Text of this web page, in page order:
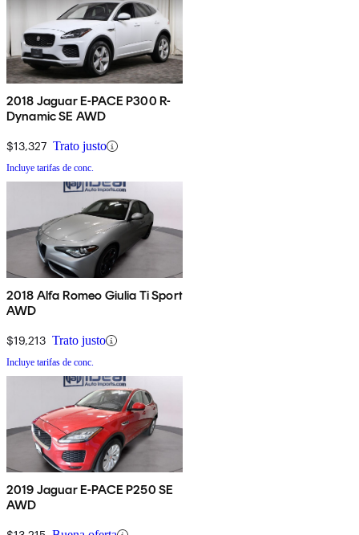
2018 Jaguar E-PACE P300 R-
Dynamic SE AWD
$13,327 Trato justo
Incluye tarifas de conc.
2018 Alfa Romeo Giulia Ti Sport
AWD
$19,213 Trato justo
Incluye tarifas de conc.
2019 Jaguar E-PACE P250 SE
AWD